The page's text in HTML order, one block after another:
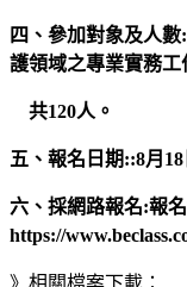
四、參加對象及人
護領域之專業實務工
共120人。
五、報名日期::8月
六、採網路報名:報
https://